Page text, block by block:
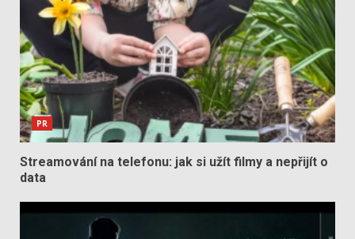
PR
Streamování na telefonu: jak si užít filmy a nepřijít o
data